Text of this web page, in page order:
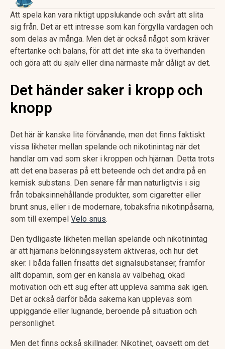
Att spela kan vara riktigt uppslukande och svårt att slita
sig från. Det är ett intresse som kan förgylla vardagen och
som delas av många. Men det är också något som kräver
eftertanke och balans, för att det inte ska ta överhanden
och göra att du själv eller dina närmaste mår dåligt av det.
Det händer saker i kropp och
knopp
Det här är kanske lite förvånande, men det finns faktiskt
vissa likheter mellan spelande och nikotinintag när det
handlar om vad som sker i kroppen och hjärnan. Detta trots
att det ena baseras på ett beteende och det andra på en
kemisk substans. Den senare får man naturligtvis i sig
från tobaksinnehållande produkter, som cigaretter eller
brunt snus, eller i de modernare, tobaksfria nikotinpåsarna,
som till exempel Velo snus.
Den tydligaste likheten mellan spelande och nikotinintag
är att hjärnans belöningssystem aktiveras, och hur det
sker. I båda fallen frisätts det signalsubstanser, framför
allt dopamin, som ger en känsla av välbehag, ökad
motivation och ett sug efter att uppleva samma sak igen.
Det är också därför båda sakerna kan upplevas som
uppiggande eller lugnande, beroende på situation och
personlighet.
Men det finns också skillnader. Nikotinet, oavsett om det